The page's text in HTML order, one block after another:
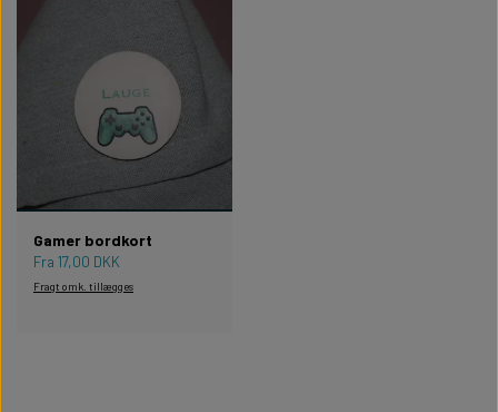
Gamer bordkort
Fra 17,00 DKK
Fragt omk. tillægges